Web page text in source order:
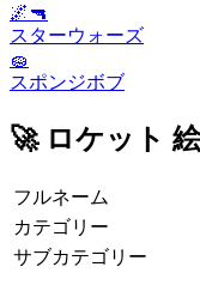
🌌🔫
スターウォーズ
🧽
スポンジボブ
🚀 ロケット
フルネーム
カテゴリー
サブカテゴリー